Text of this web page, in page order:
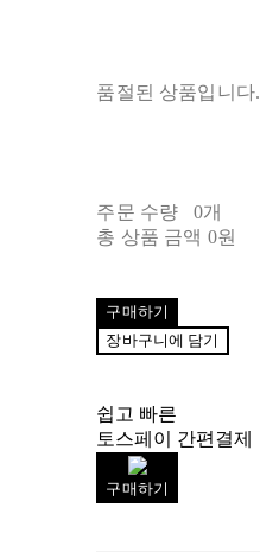
품절된 상품입니다.
주문 수량
0개
총 상품 금액 0원
구매하기
장바구니에 담기
쉽고 빠른
토스페이 간편결제
구매하기